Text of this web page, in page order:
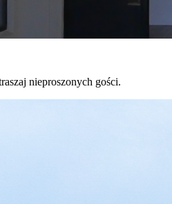
nieproszonych gości.